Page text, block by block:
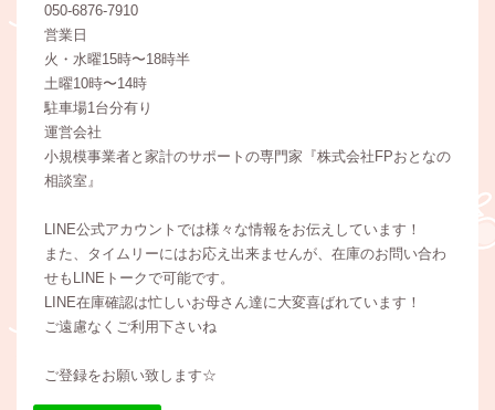
050-6876-7910
営業日
火・水曜15時〜18時半
土曜10時〜14時
駐車場1台分有り
運営会社
小規模事業者と家計のサポートの専門家『株式会社FPおとなの
相談室』
LINE公式アカウントでは様々な情報をお伝えしています！
また、タイムリーにはお応え出来ませんが、在庫のお問い合わ
せもLINEトークで可能です。
LINE在庫確認は忙しいお母さん達に大変喜ばれています！
ご遠慮なくご利用下さいね
ご登録をお願い致します☆